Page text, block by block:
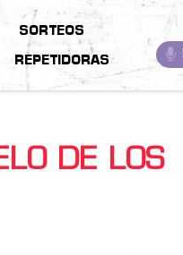
SORTEOS
REPETIDORAS
DE LOS